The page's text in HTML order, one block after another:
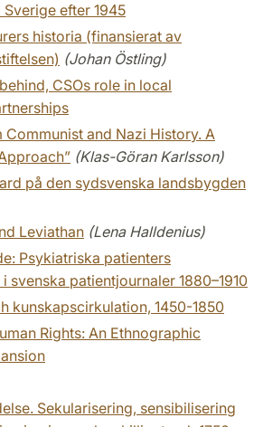
efter 1945
historia (finansierat av
(Johan Östling)
CSOs role in local
Communist and Nazi History. A
(Klas-Göran Karlsson)
på den sydsvenska landsbygden
Leviathan (Lena Halldenius)
Psykiatriska patienters
svenska patientjournaler 1880–1910
kunskapscirkulation, 1450-1850
Rights: An Ethnographic
Sekularisering, sensibilisering